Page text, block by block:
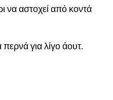
να αστοχεί από κοντά
για λίγο άουτ.